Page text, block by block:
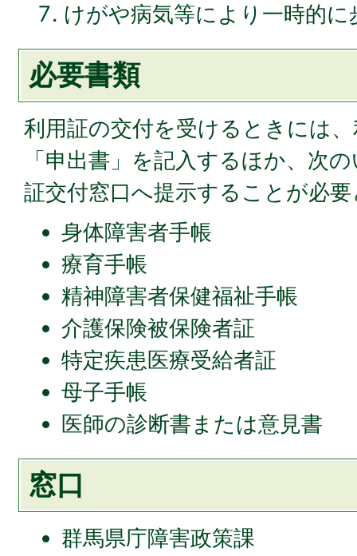
けがや病気等により一時的に
必要書類
利用証の交付を受けるときには
「申出書」を記入するほか、次
証交付窓口へ提示することが必
身体障害者手帳
療育手帳
精神障害者保健福祉手帳
介護保険被保険者証
特定疾患医療受給者証
母子手帳
医師の診断書または意見書
窓口
群馬県庁障害政策課